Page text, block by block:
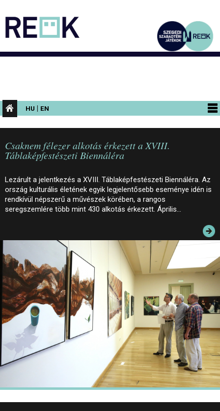
HU | EN
PROGRAMOK
KIÁLLÍTÁSOK
INFORMÁCIÓK
KONFERENCIA
ELÉRHETŐSÉG
PALOTASÉTÁK ÉS VEZETÉSEK
KÖZÉRDEKŰ ADATOK
Csaknem félezer alkotás érkezett a XVIII.
Táblaképfestészeti Biennáléra
Lezárult a jelentkezés a XVIII. Táblaképfestészeti Biennáléra. Az
ország kulturális életének egyik legjelentősebb eseménye idén is
rendkívül népszerű a művészek körében, a rangos
seregszemlére több mint 430 alkotás érkezett. Április…